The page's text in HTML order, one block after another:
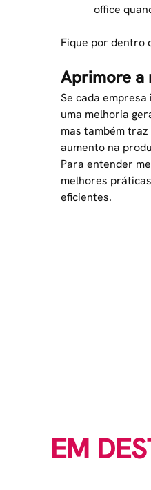
office
Fique por dentro
Aprimore a
Se cada
uma melhoria
mas também
aumento na
Para entender
melhores
eficientes.
EM